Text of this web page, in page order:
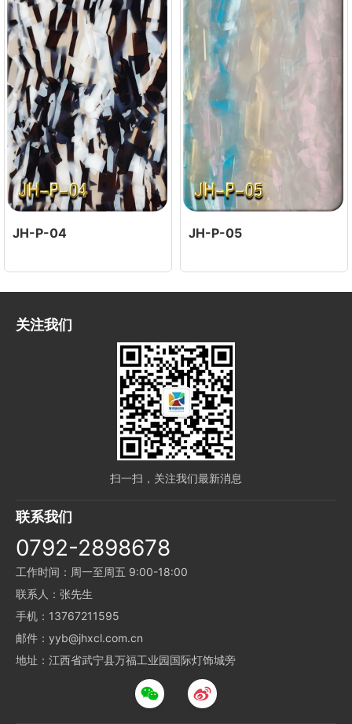
JH-P-04 JH-P-05
关注我们
扫一扫，关注我们最新消息
联系我们
0792-2898678
工作时间：周一至周五 9:00-18:00
联系人：张先生
手机：13767211595
邮件：yyb@jhxcl.com.cn
地址：江西省武宁县万福工业园国际灯饰城旁